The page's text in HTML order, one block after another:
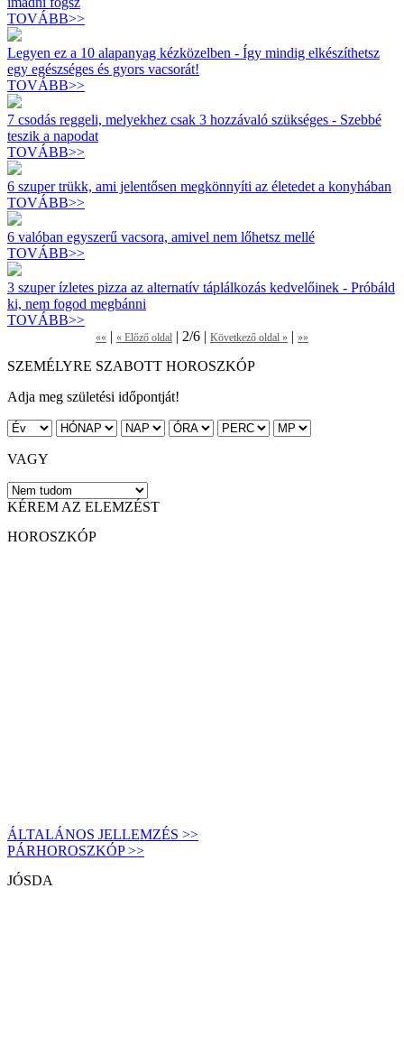
TOVÁBB>>
Legyen ez a 10 alapanyag kézközelben - Így mindig elkészíthetsz
egy egészséges és gyors vacsorát!
TOVÁBB>>
7 csodás reggeli, melyekhez csak 3 hozzávaló szükséges - Szebbé
teszik a napodat
TOVÁBB>>
6 szuper trükk, ami jelentősen megkönnyíti az életedet a konyhában
TOVÁBB>>
6 valóban egyszerű vacsora, amivel nem lőhetsz mellé
TOVÁBB>>
3 szuper ízletes pizza az alternatív táplálkozás kedvelőinek - Próbáld
ki, nem fogod megbánni
TOVÁBB>>
«« | « Előző oldal | 2/6 | Következő oldal » | »»
SZEMÉLYRE SZABOTT HOROSZKÓP
Adja meg születési időpontját!
VAGY
KÉREM AZ ELEMZÉST
HOROSZKÓP
ÁLTALÁNOS JELLEMZÉS >>
PÁRHOROSZKÓP >>
JÓSDA